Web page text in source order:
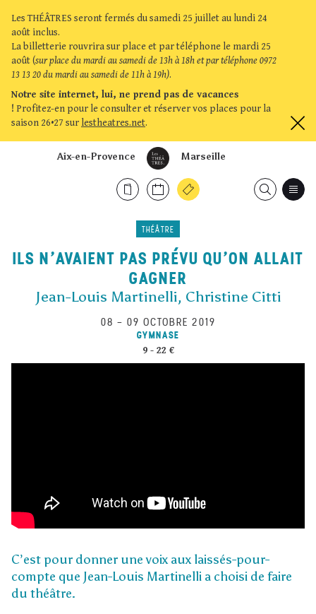
Les THÉÂTRES seront fermés du samedi 25 juillet au lundi 24
août inclus.
La billetterie rouvrira sur place et par téléphone le mardi 25
août (sur place du mardi au samedi de 13h à 18h et par téléphone 0972
13 13 20 du mardi au samedi de 11h à 19h).
Notre site internet, lui, ne prend pas de vacances
! Profitez-en pour le consulter et réserver vos places pour la
saison 26•27 sur lestheatres.net.
Marseille
Aix-en-Provence
THÉÂTRE
ILS N'AVAIENT PAS PRÉVU QU'ON ALLAIT
GAGNER
Jean-Louis Martinelli, Christine Citti
08 – 09 OCTOBRE 2019
GYMNASE
9 - 22 €
C’est pour donner une voix aux laissés-pour-
compte que Jean-Louis Martinelli a choisi de faire
du théâtre.